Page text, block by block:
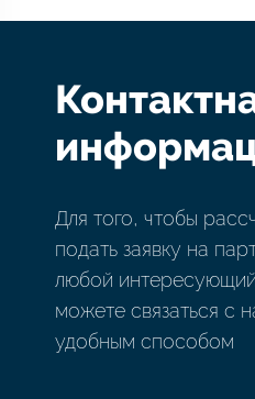
Для того, чтобы
подать заявку на
любой
можете связаться с
удобным способом